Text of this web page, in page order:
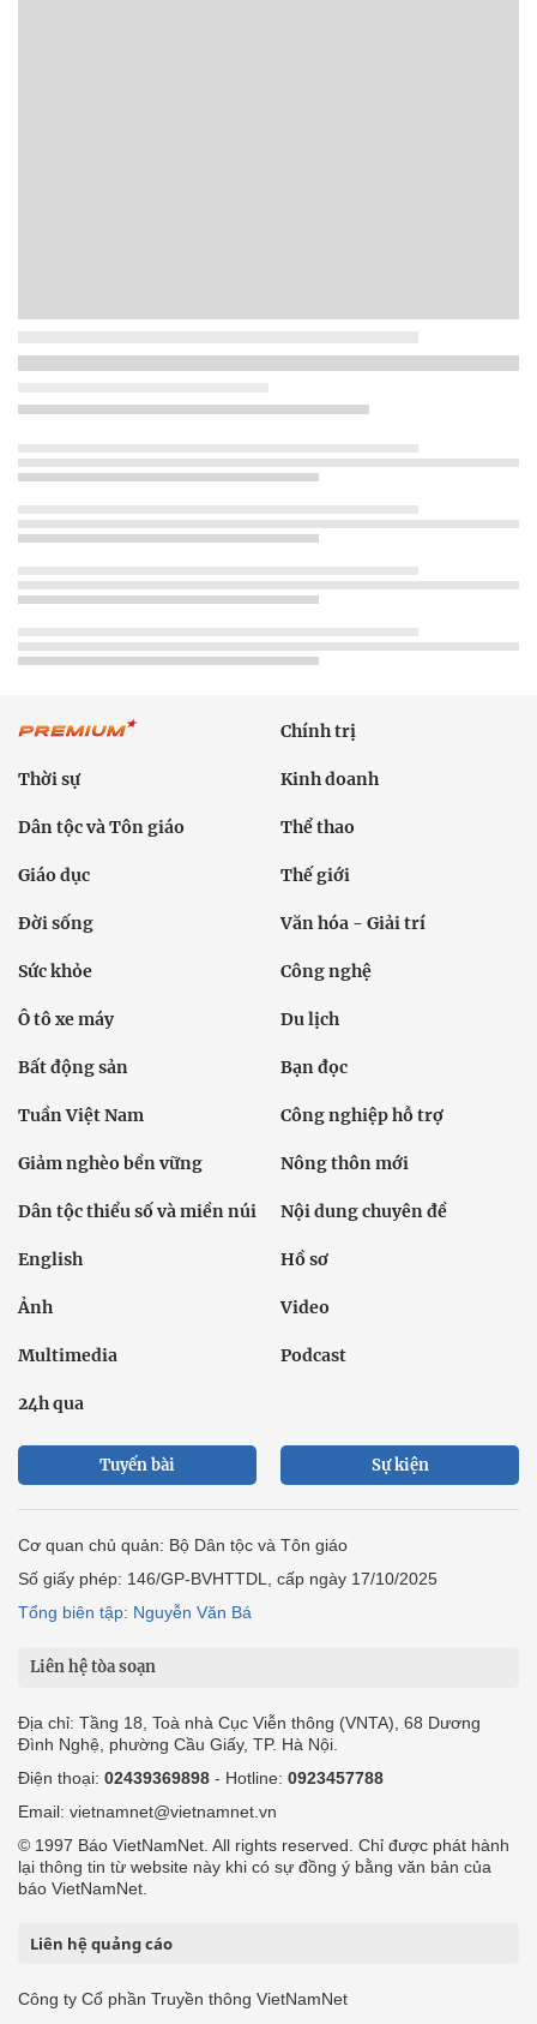
Chính trị
Thời sự Kinh doanh
Dân tộc và Tôn giáo Thể thao
Giáo dục Thế giới
Đời sống Văn hóa - Giải trí
Sức khỏe Công nghệ
Ô tô xe máy Du lịch
Bất động sản Bạn đọc
Tuần Việt Nam Công nghiệp hỗ trợ
Giảm nghèo bền vững Nông thôn mới
Dân tộc thiểu số và miền núi Nội dung chuyên đề
English Hồ sơ
Ảnh Video
Multimedia Podcast
24h qua
Tuyến bài Sự kiện
Cơ quan chủ quản: Bộ Dân tộc và Tôn giáo
Số giấy phép: 146/GP-BVHTTDL, cấp ngày 17/10/2025
Tổng biên tập: Nguyễn Văn Bá
Liên hệ tòa soạn
Địa chỉ: Tầng 18, Toà nhà Cục Viễn thông (VNTA), 68 Dương
Đình Nghệ, phường Cầu Giấy, TP. Hà Nội.
Điện thoại: 02439369898 - Hotline: 0923457788
Email: vietnamnet@vietnamnet.vn
© 1997 Báo VietNamNet. All rights reserved. Chỉ được phát hành
lại thông tin từ website này khi có sự đồng ý bằng văn bản của
báo VietNamNet.
Liên hệ quảng cáo
Công ty Cổ phần Truyền thông VietNamNet